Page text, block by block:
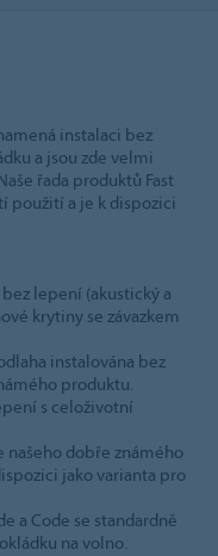
instalaci bez
a jsou zde velmi
řada produktů Fast
použití a je k dispozici
lepení (akustický a
krytiny se závazkem
instalována bez
produktu.
s celoživotní
dobře známého
jako varianta pro
a Code se standardně
na volno.